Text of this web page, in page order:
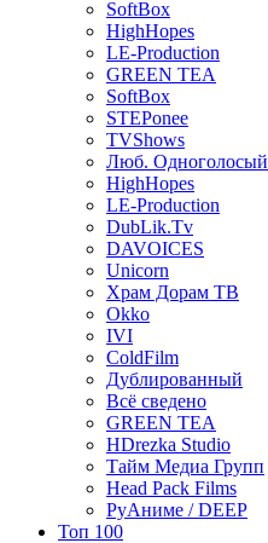
SoftBox
HighHopes
LE-Production
GREEN TEA
SoftBox
STEPonee
TVShows
Люб. Одноголосый
HighHopes
LE-Production
DubLik.Tv
DAVOICES
Unicorn
Храм Дорам ТВ
Okko
IVI
ColdFilm
Дублированный
Всё сведено
GREEN TEA
HDrezka Studio
Тайм Медиа Групп
Head Pack Films
РуАниме / DEEP
Топ 100